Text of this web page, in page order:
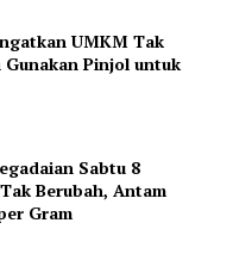
UMKM Tak
Gunakan Pinjol untuk
Sabtu 8
Berubah, Antam
Gram